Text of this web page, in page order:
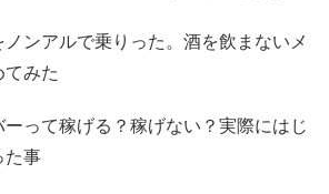
ンアルで乗りった。酒を飲まないメ
てみた
って稼げる？稼げない？実際にはじ
た事